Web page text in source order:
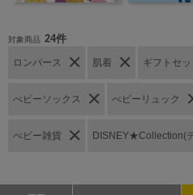
対象商品 24件
ロンパース 肌着 ギフトセッ
べビーソックス べビーリュック
べビー雑貨 DISNEY★Collection(